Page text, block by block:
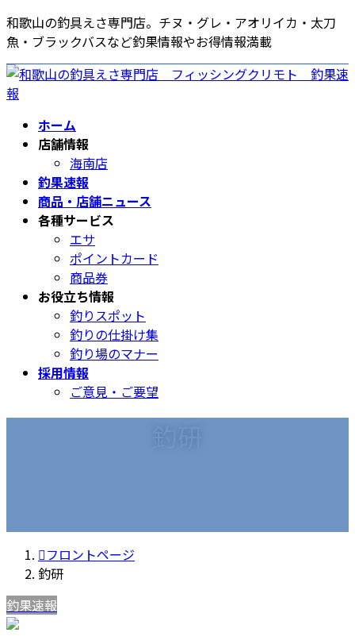
コ
ン
テ
ン
ツ
ナ
ビ
ゲ
ー
シ
和歌山の釣具えさ専門店。チヌ・グレ・アオリイカ・太刀
魚・ブラックバスなど釣果情報やお得情報満載
ホーム
店舗情報
海南店
釣果速報
商品・店舗ニュース
各種サービス
エサ
ポイントカード
商品券
お役立ち情報
釣りスポット
釣りの仕掛け集
釣り場のマナー
採用情報
ご意見・ご要望
フロントページ
釣研
釣果速報